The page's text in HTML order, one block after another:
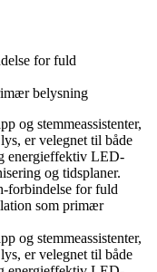
for fuld
belysning
og stemmeassistenter,
er velegnet til både
energieffektiv LED-
og tidsplaner.
forbindelse for fuld
som primær
og stemmeassistenter,
er velegnet til både